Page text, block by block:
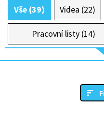
Vše (39) Videa (22)
Pracovní listy (14)